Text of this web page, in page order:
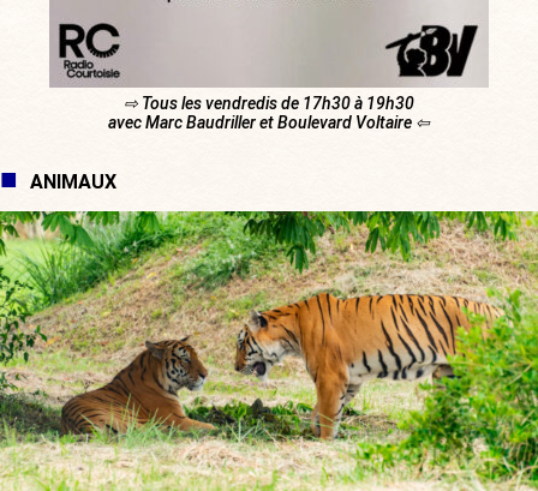
⇨ Tous les vendredis de 17h30 à 19h30
avec Marc Baudriller et Boulevard Voltaire ⇦
ANIMAUX